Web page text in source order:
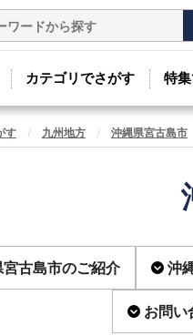
カテゴリでさがす 特
す 九州地方 沖縄県宮古島市
古島市のご紹介 沖
お問い